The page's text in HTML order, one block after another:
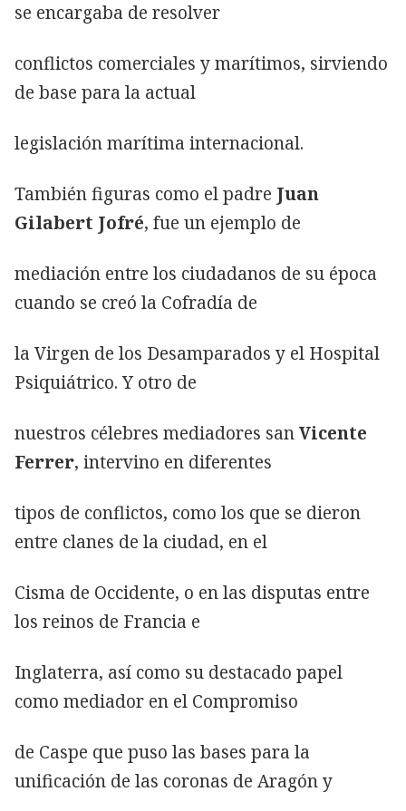
se encargaba de resolver
conflictos comerciales y marítimos, sirviendo
de base para la actual
legislación marítima internacional.
También figuras como el padre Juan
Gilabert Jofré, fue un ejemplo de
mediación entre los ciudadanos de su época
cuando se creó la Cofradía de
la Virgen de los Desamparados y el Hospital
Psiquiátrico. Y otro de
nuestros célebres mediadores sanVicente
Ferrer, intervino en diferentes
tipos de conflictos, como los que se dieron
entre clanes de la ciudad, en el
Cisma de Occidente, o en las disputas entre
los reinos de Francia e
Inglaterra, así como su destacado papel
como mediador en el Compromiso
de Caspe que puso las bases para la
unificación de las coronas de Aragón y